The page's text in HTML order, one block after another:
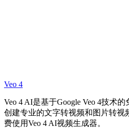
Veo 4
Veo 4 AI是基于Google Veo 4技术
创建专业的文字转视频和图片转视
费使用Veo 4 AI视频生成器。